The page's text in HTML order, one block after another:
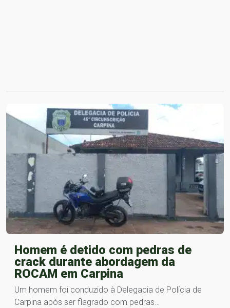
Homem é detido com pedras de
crack durante abordagem da
ROCAM em Carpina
Um homem foi conduzido à Delegacia de Polícia de
Carpina após ser flagrado com pedras…